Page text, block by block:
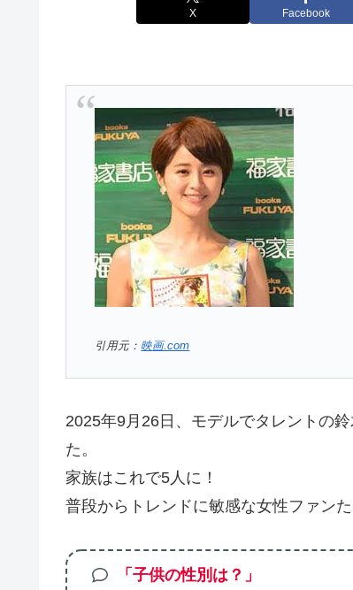
X Facebook
引用元： 映画.com
2025年9月26日、モデルでタレントの
た。
家族はこれで5人に！
普段からトレンドに敏感な女性ファン
「子供の性別は？」